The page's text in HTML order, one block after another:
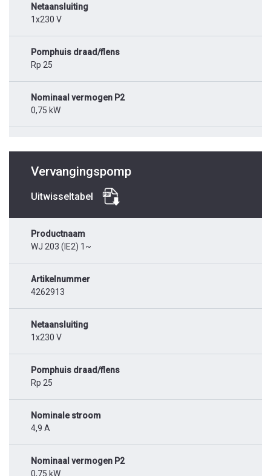
Netaansluiting
1x230 V
Pomphuis draad/flens
Rp 25
Nominaal vermogen P2
0,75 kW
Vervangingspomp
Uitwisseltabel
Productnaam
WJ 203 (IE2) 1~
Artikelnummer
4262913
Netaansluiting
1x230 V
Pomphuis draad/flens
Rp 25
Nominale stroom
4,9 A
Nominaal vermogen P2
0,75 kW